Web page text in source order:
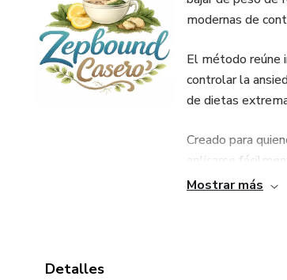
modernas de
El método reúne
controlar la
de dietas
Creado para
aplicarse
Mostrar más
Detalles